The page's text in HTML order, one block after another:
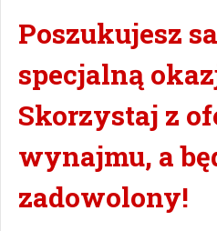
Poszukujesz
specjalną
Skorzystaj z
wynajmu, a
zadowolony!